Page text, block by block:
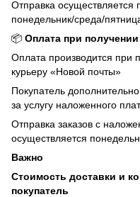
Отправка осуществляется
понедельник/среда/
📦 Оплата при
Оплата производится при
курьеру «Новой почты»
Покупатель
за услугу наложенного
Отправка заказов с
осуществляется
Важно
Стоимость доставки и
покупатель